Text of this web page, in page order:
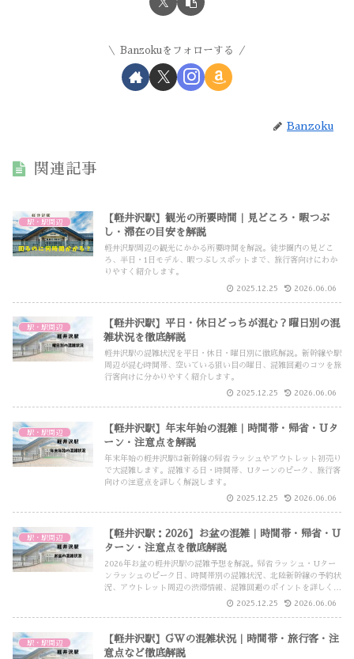
Banzokuをフォローする
Banzoku
関連記事
駅・駅周辺
【軽井沢駅】観光の所要時間｜見どころ・暇つぶ
し・滞在の目安を解説
軽井沢駅周辺の観光にかかる所要時間を解説。徒歩圏内の見どこ
ろ、半日・1日モデル、暇つぶしスポットまで、旅行客向けにわか
りやすく紹介します。
2025.12.25 2026.06.06
駅・駅周辺
【軽井沢駅】平日・休日どっちが混む？曜日別の混
雑状況を徹底解説
軽井沢駅の混雑状況を平日・休日・曜日別に徹底解説。新幹線や駅
周辺が混む時間帯、空いている狙い目の曜日、混雑回避のコツを旅
行客向けに分かりやすく紹介します。
2025.12.25 2026.06.06
駅・駅周辺
【軽井沢駅】年末年始の混雑｜時間帯・帰省・Uタ
ーン・注意点を解説
年末年始の軽井沢駅は新幹線の帰省ラッシュやアウトレット初売り
で大混雑します。混雑する日・時間帯、Uターンのピーク、旅行客
向けの注意点を詳しく解説します。
2025.12.25 2026.06.06
駅・駅周辺
【軽井沢駅：2026】お盆の混雑｜時間帯・帰省・U
ターン・注意点を徹底解説
2026年お盆の軽井沢駅の混雑予想を解説。帰省ラッシュ・Uター
ンラッシュのピーク日、時間帯別の混雑状況、北陸新幹線の予約状
況、アウトレット周辺の渋滞情報、混雑回避のポイントを詳しく紹
2025.12.25 2026.06.06
駅・駅周辺
【軽井沢駅】GWの混雑状況｜時間帯・旅行客・注
意点など徹底解説